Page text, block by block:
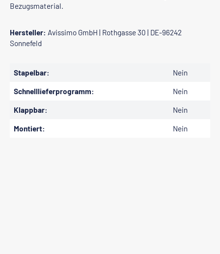
Bezugsmaterial.
Hersteller: Avissimo GmbH | Rothgasse 30 | DE-96242
Sonnefeld
Stapelbar: Nein
Schnelllieferprogramm: Nein
Klappbar: Nein
Montiert: Nein